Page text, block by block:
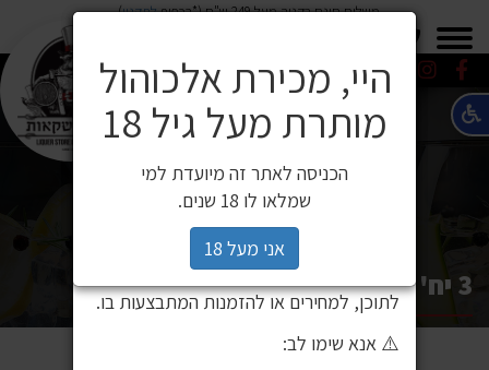
משלוח חינם בקניה מעל 249 ש"ח (*בכפוף לתקנון)
3 יח' דלתון כנען לבן 750 מ"ל
⚠️ הודעה חשובה ללקוחותינו
לאחרונה זיהינו כי גורם חיצוני העתיק את
בהם שימוש ללא אישור. מדובר באתר שאינו
שייך לחברת שר המשקאות, ואיננו אחראים
לתוכן, למחירים או להזמנות המתבצעות בו.
⚠️ אנא שימו לב:
היי, מכירת אלכוהול
מותרת מעל גיל 18
הכניסה לאתר זה מיועדת למי
שמלאו לו 18 שנים.
אני מעל 18